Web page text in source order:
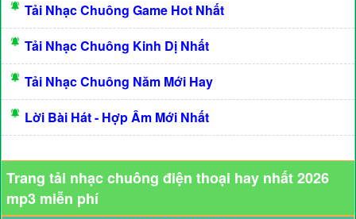
Tải Nhạc Chuông Game Hot Nhất
Tải Nhạc Chuông Kinh Dị Nhất
Tải Nhạc Chuông Năm Mới Hay
Lời Bài Hát - Hợp Âm Mới Nhất
Trang tải nhạc chuông điện thoại hay nhất 2026
mp3 miễn phí